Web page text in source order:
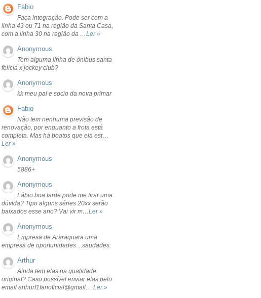
Fabio
Faça integração. Pode ser com a
linha 43 ou 71 na região da Santa Casa,
com a linha 30 na região da …Ler »
Anonymous
Tem alguma linha de ônibus santa
felícia x jockey club?
Anonymous
kk meu pai e socio da nova primar
Fabio
Não tem nenhuma previsão de
renovação, por enquanto a frota está
completa. Mas há boatos que ela est…
Ler »
Anonymous
5886+
Anonymous
Fábio boa tarde pode me tirar uma
dúvida? Tipo alguns séries 20xx serão
baixados esse ano? Vai vir m…Ler »
Anonymous
Empresa de Araraquara uma
empresa de oportunidades ...saudades.
Arthur
Ainda tem elas na qualidade
original? Caso possível enviar elas pelo
email arthurf1fanoficial@gmail.…Ler »